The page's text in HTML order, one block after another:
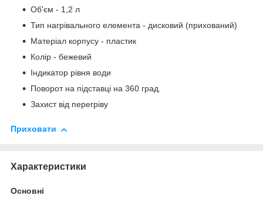
Об'єм - 1,2 л
Тип нагрівального елемента - дисковий (прихований)
Матеріал корпусу - пластик
Колір - бежевий
Індикатор рівня води
Поворот на підставці на 360 град.
Захист від перегріву
Приховати
Характеристики
Основні